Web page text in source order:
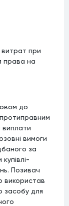
витрат при
права на
до
виплати
вимоги
за
Позивач
використав
засобу для